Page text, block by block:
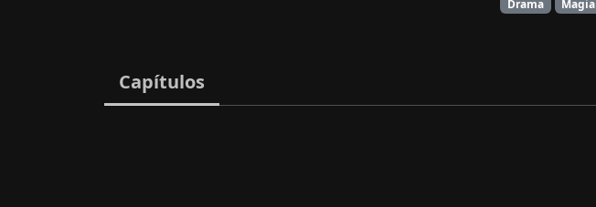
Drama Magia
Capítulos